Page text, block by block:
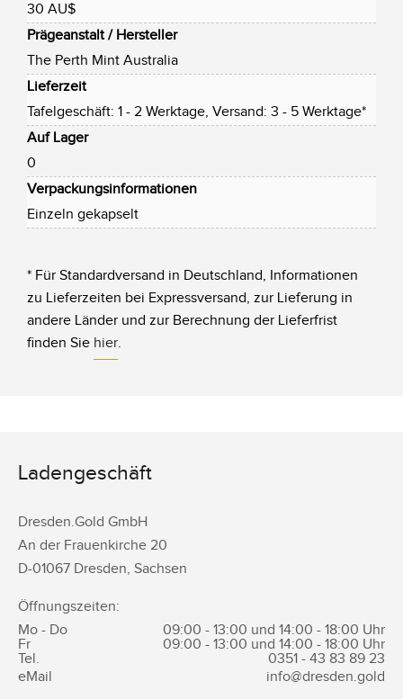
30 AU$
Prägeanstalt / Hersteller
The Perth Mint Australia
Lieferzeit
Tafelgeschäft: 1 - 2 Werktage, Versand: 3 - 5 Werktage*
Auf Lager
0
Verpackungsinformationen
Einzeln gekapselt
* Für Standardversand in Deutschland, Informationen
zu Lieferzeiten bei Expressversand, zur Lieferung in
andere Länder und zur Berechnung der Lieferfrist
finden Sie hier.
Ladengeschäft
Dresden.Gold GmbH
An der Frauenkirche 20
D-01067 Dresden, Sachsen
Öffnungszeiten:
Mo - Do
09:00 - 13:00 und 14:00 - 18:00 Uhr
Fr
09:00 - 13:00 und 14:00 - 18:00 Uhr
Tel.
0351 - 43 83 89 23
eMail
info@dresden.gold